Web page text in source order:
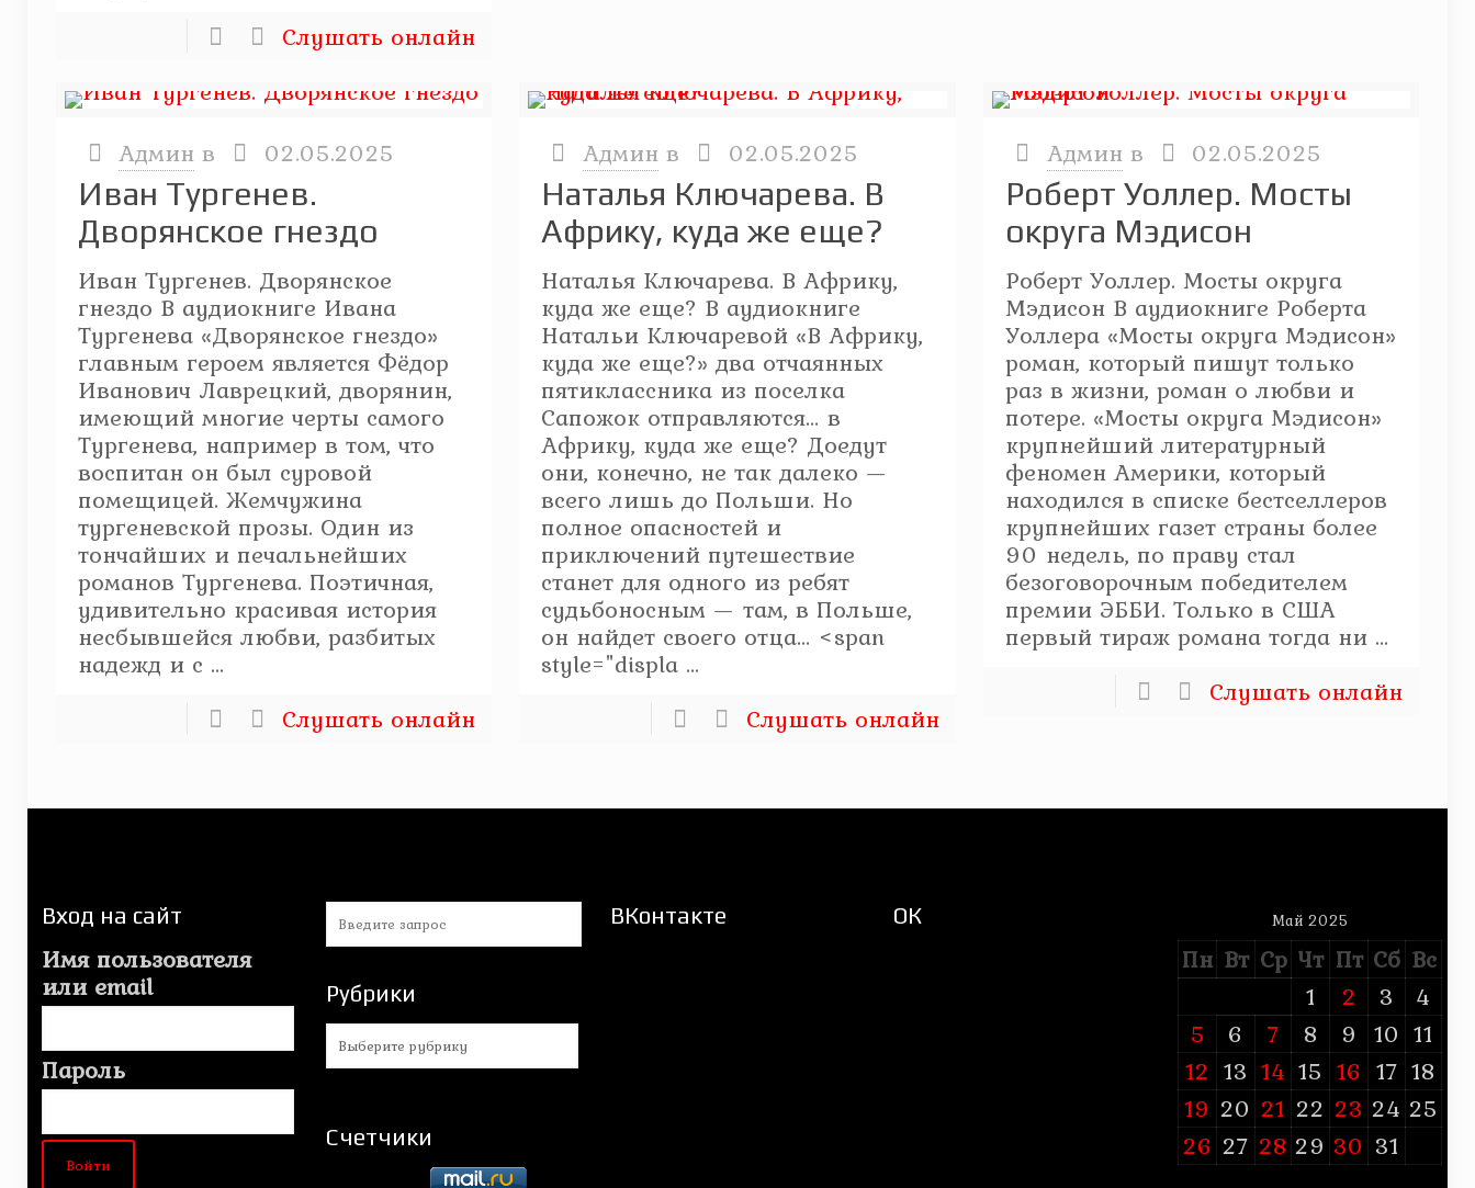
Слушать онлайн
Админ в 02.05.2025
Иван Тургенев.
Дворянское гнездо
Иван Тургенев. Дворянское
гнездо В аудиокниге Ивана
Тургенева «Дворянское гнездо»
главным героем является Фёдор
Иванович Лаврецкий, дворянин,
имеющий многие черты самого
Тургенева, например в том, что
воспитан он был суровой
помещицей. Жемчужина
тургеневской прозы. Один из
тончайших и печальнейших
романов Тургенева. Поэтичная,
удивительно красивая история
несбывшейся любви, разбитых
надежд и с ...
Слушать онлайн
Админ в 02.05.2025
Наталья Ключарева. В
Африку, куда же еще?
Наталья Ключарева. В Африку,
куда же еще? В аудиокниге
Натальи Ключаревой «В Африку,
куда же еще?» два отчаянных
пятиклассника из поселка
Сапожок отправляются… в
Африку, куда же еще? Доедут
они, конечно, не так далеко —
всего лишь до Польши. Но
полное опасностей и
приключений путешествие
станет для одного из ребят
судьбоносным — там, в Польше,
он найдет своего отца… <span
style="displa ...
Слушать онлайн
Админ в 02.05.2025
Роберт Уоллер. Мосты
округа Мэдисон
Роберт Уоллер. Мосты округа
Мэдисон В аудиокниге Роберта
Уоллера «Мосты округа Мэдисон»
роман, который пишут только
раз в жизни, роман о любви и
потере. «Мосты округа Мэдисон»
крупнейший литературный
феномен Америки, который
находился в списке бестселлеров
крупнейших газет страны более
90 недель, по праву стал
безоговорочным победителем
премии ЭББИ. Только в США
первый тираж романа тогда ни ...
Слушать онлайн
Вход на сайт
Имя пользователя
или email
Пароль
Рубрики
Рубрики
Счетчики
ВКонтакте ОК Май 2025
Пн Вт Ср Чт Пт Сб Вс
1
2 3
4
5
6 7 8 9 10 11
12 13 14 15 16 17 18
19 20 21 22 23 24 25
26 27 28 29 30 31